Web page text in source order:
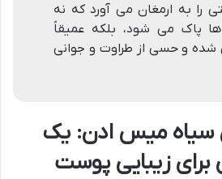
را به ارمغان می آورد که نه
ها پاک می شود، بلکه عمیقاً
شده و حسی از طراوت و جوانی
سیاه میس ادن: یک
زیبایی پوست